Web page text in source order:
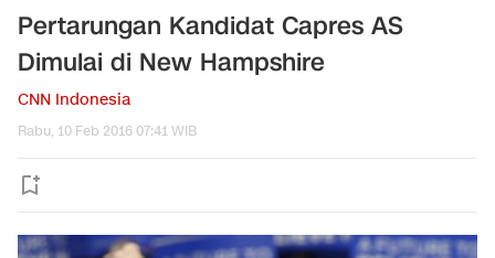
Pertarungan Kandidat Capres AS
Dimulai di New Hampshire
CNN Indonesia
Rabu, 10 Feb 2016 07:41 WIB